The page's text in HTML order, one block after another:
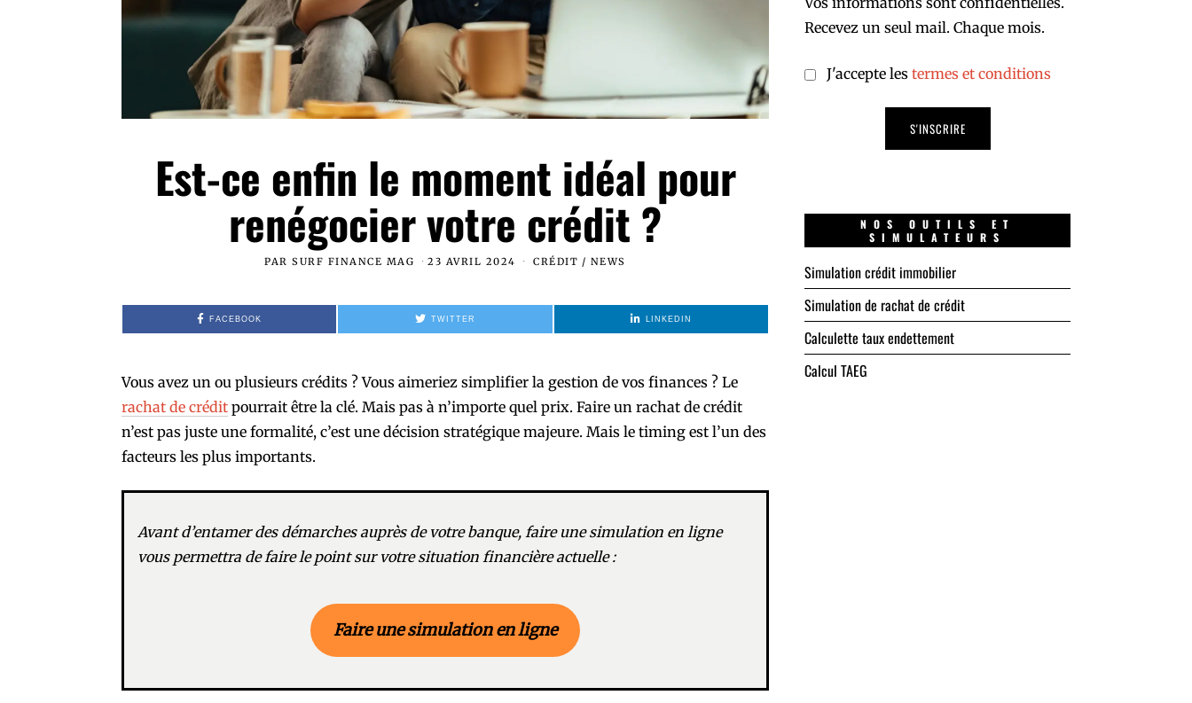
Est-ce enfin le moment idéal pour
renégocier votre crédit ?
PARSURF FINANCE MAG 23 AVRIL 2024 CRÉDIT / NEWS
FACEBOOK TWITTER LINKEDIN
Vous avez un ou plusieurs crédits ? Vous aimeriez simplifier la gestion de vos finances ? Le
rachat de crédit pourrait être la clé. Mais pas à n’importe quel prix. Faire un rachat de crédit
n’est pas juste une formalité, c’est une décision stratégique majeure. Mais le timing est l’un des
facteurs les plus importants.
Avant d’entamer des démarches auprès de votre banque, faire une simulation en ligne
vous permettra de faire le point sur votre situation financière actuelle :
Faire une simulation en ligne
Recevez un seul mail. Chaque mois.
J'accepte les termes et conditions
NOS OUTILS ET
SIMULATEURS
Simulation crédit immobilier
Simulation de rachat de crédit
Calculette taux endettement
Calcul TAEG